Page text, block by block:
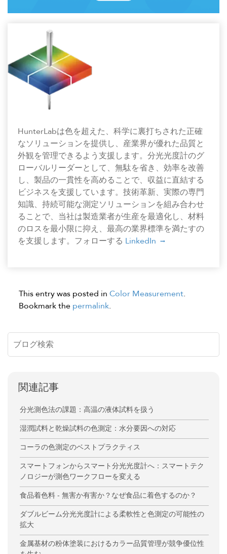
HunterLabは色を超えた、科学に裏打ちされた正確
なソリューションを提供し、産業界が優れた品質と
外観を管理できるよう支援します。分光光度計のグ
ローバルリーダーとして、無駄を省き、効率を改善
し、製品の一貫性を高めることで、収益に直結する
ビジネスを支援しています。技術革新、実際の専門
知識、持続可能な測定ソリューションを組み合わせ
ることで、当社は製造業者が生産を最適化し、材料
のロスを最小限に抑え、最高の業界標準を満たすの
を支援します。フォローする LinkedIn
This entry was posted in Color Measurement.
Bookmark the permalink.
関連記事
分光測色法の課題：高温の液体試料を扱う
湿潤試料と乾燥試料の色測定：水分要因への対応
コーラの色測定のベストプラクティス
スマートフォンからスマート分光光度計へ：スマートテク
ノロジーが測色ワークフローを変える
食品着色料 - 無害か有害か？なぜ食品に着色するのか？
ダブルビーム分光光度計による柔軟性と色測定の可能性の
拡大
金属基材の粉体塗装におけるカラー品質管理が競争優位性